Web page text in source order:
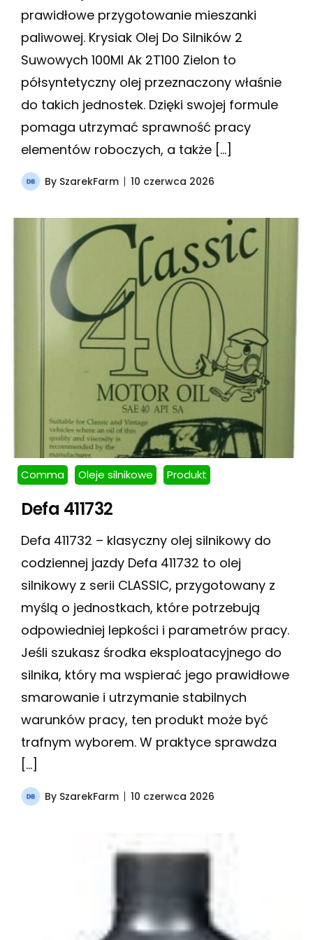
prawidłowe przygotowanie mieszanki
paliwowej. Krysiak Olej Do Silników 2
Suwowych 100Ml Ak 2T100 Zielon to
półsyntetyczny olej przeznaczony właśnie
do takich jednostek. Dzięki swojej formule
pomaga utrzymać sprawność pracy
elementów roboczych, a także […]
By SzarekFarm 10 czerwca 2026
Comma Oleje silnikowe Produkt
Defa 411732
Defa 411732 – klasyczny olej silnikowy do
codziennej jazdy Defa 411732 to olej
silnikowy z serii CLASSIC, przygotowany z
myślą o jednostkach, które potrzebują
odpowiedniej lepkości i parametrów pracy.
Jeśli szukasz środka eksploatacyjnego do
silnika, który ma wspierać jego prawidłowe
smarowanie i utrzymanie stabilnych
warunków pracy, ten produkt może być
trafnym wyborem. W praktyce sprawdza
[…]
By SzarekFarm 10 czerwca 2026